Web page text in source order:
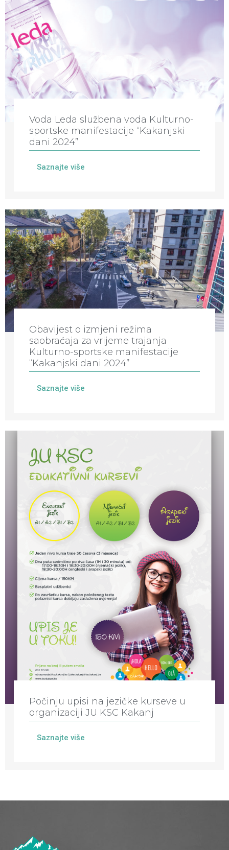
Voda Leda službena voda Kulturno-
sportske manifestacije “Kakanjski
dani 2024”
Saznajte više
Obavijest o izmjeni režima
saobraćaja za vrijeme trajanja
Kulturno-sportske manifestacije
“Kakanjski dani 2024”
Saznajte više
Počinju upisi na jezičke kurseve u
organizaciji JU KSC Kakanj
Saznajte više